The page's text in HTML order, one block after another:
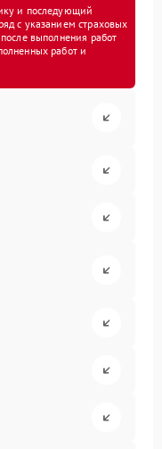
и последующий
с указанием страховых
выполнения работ
работ и